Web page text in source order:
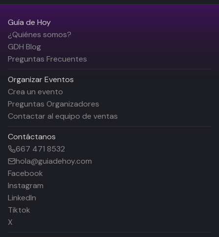
Guía de Hoy
¿Quiénes somos?
GDH Blog
Preguntas Frecuentes
Organizar Eventos
Crea un evento
Preguntas Organizadores
Contactar al equipo de ventas
Contáctanos
667 471 8532
hola@guiadehoy.com
Facebook
Instagram
LinkedIn
Tiktok
X